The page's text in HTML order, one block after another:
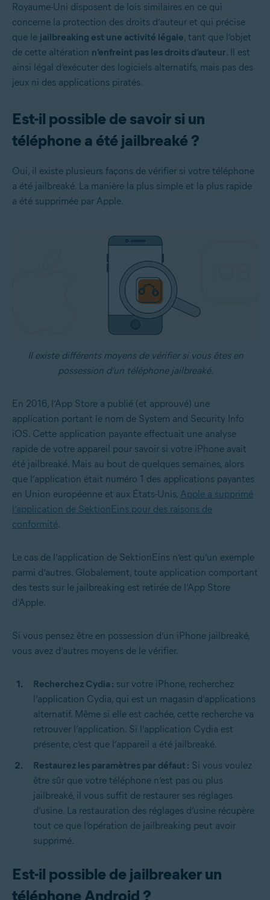
Royaume-Uni disposent de lois similaires en ce qui
concerne la protection des droits d’auteur et qui précise
que le jailbreaking est une activité légale, tant que l’objet
de cette altération n’enfreint pas les droits d’auteur. Il est
ainsi légal d’exécuter des logiciels alternatifs, mais pas des
jeux ni des applications piratés.
Est-il possible de savoir si un
téléphone a été jailbreaké ?
Oui, il existe plusieurs façons de vérifier si votre téléphone
a été jailbreaké. La manière la plus simple et la plus rapide
a été supprimée par Apple.
Il existe différents moyens de vérifier si vous êtes en
possession d’un téléphone jailbreaké.
En 2016, l’App Store a publié (et approuvé) une
application portant le nom de System and Security Info
iOS. Cette application payante effectuait une analyse
rapide de votre appareil pour savoir si votre iPhone avait
été jailbreaké. Mais au bout de quelques semaines, alors
que l’application était numéro 1 des applications payantes
en Union européenne et aux États-Unis, Apple a supprimé
l’application de SektionEins pour des raisons de
conformité.
Le cas de l’application de SektionEins n’est qu’un exemple
parmi d’autres. Globalement, toute application comportant
des tests sur le jailbreaking est retirée de l’App Store
d’Apple.
Si vous pensez être en possession d’un iPhone jailbreaké,
vous avez d’autres moyens de le vérifier.
Recherchez Cydia : sur votre iPhone, recherchez
l’application Cydia, qui est un magasin d’applications
alternatif. Même si elle est cachée, cette recherche va
retrouver l’application. Si l’application Cydia est
présente, c’est que l’appareil a été jailbreaké.
Restaurez les paramètres par défaut : Si vous voulez
être sûr que votre téléphone n’est pas ou plus
jailbreaké, il vous suffit de restaurer ses réglages
d’usine. La restauration des réglages d’usine récupère
tout ce que l’opération de jailbreaking peut avoir
supprimé.
Est-il possible de jailbreaker un
téléphone Android ?